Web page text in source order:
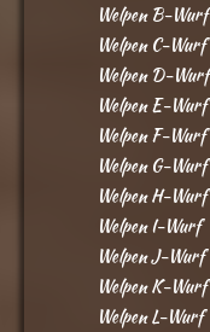
Welpen B-Wurf
Welpen C-Wurf
Welpen D-Wurf
Welpen E-Wurf
Welpen F-Wurf
Welpen G-Wurf
Welpen H-Wurf
Welpen I-Wurf
Welpen J-Wurf
Welpen K-Wurf
Welpen L-Wurf